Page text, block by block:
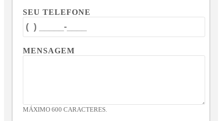
SEU TELEFONE
MENSAGEM
MÁXIMO 600 CARACTERES.